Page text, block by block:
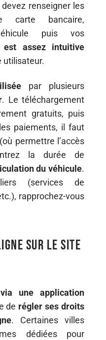
devez renseigner les
carte bancaire,
puis vos
est assez intuitive
utilisateur.
par plusieurs
. Le téléchargement
gratuits, puis
paiements, il faut
permettre l’accès
la durée de
du véhicule.
(services de
rapprochez-vous
sur le site
une application
de régler ses droits
. Certaines villes
dédiées pour